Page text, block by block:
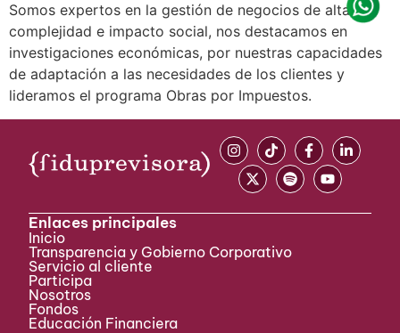
Somos expertos en la gestión de negocios de alta
complejidad e impacto social, nos destacamos en
investigaciones económicas, por nuestras capacidades
de adaptación a las necesidades de los clientes y
lideramos el programa Obras por Impuestos.
Enlaces principales
Inicio
Transparencia y Gobierno Corporativo
Servicio al cliente
Participa ​
Nosotros
Fondos
Educación Financiera